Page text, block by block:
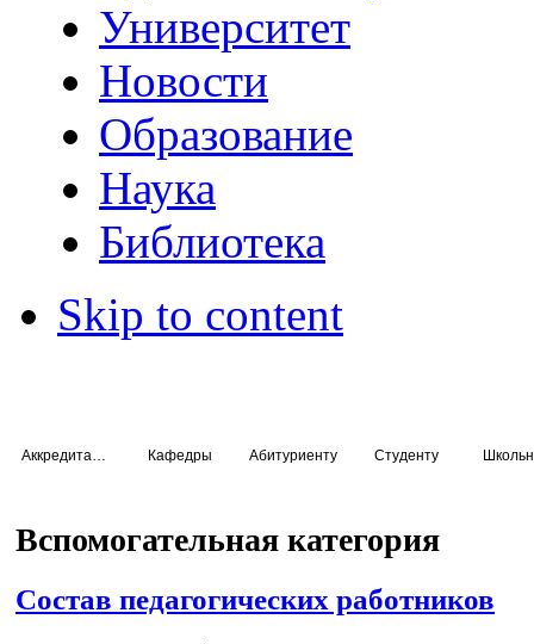
Университет
Новости
Образование
Наука
Библиотека
Skip to content
Кафедры Абитуриенту Студенту
Вспомогательная категория
Состав педагогических работников